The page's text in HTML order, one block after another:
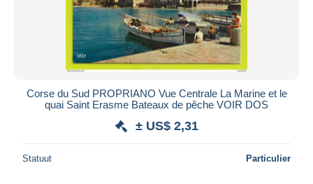
Corse du Sud PROPRIANO Vue Centrale La Marine et le
quai Saint Erasme Bateaux de pêche VOIR DOS
± US$ 2,31
Statuut Particulier